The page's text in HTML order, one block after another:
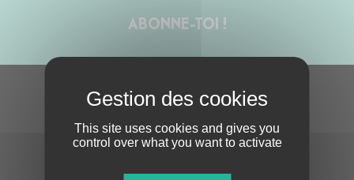
ABONNE-TOI !
S'ABONNER À LA NEWSLETTER
This site uses cookies and gives you
control over what you want to activate